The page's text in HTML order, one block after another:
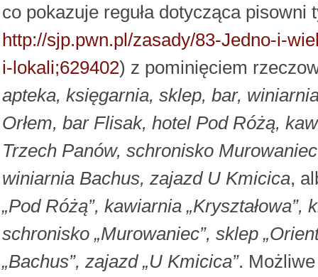
co pokazuje reguła dotycząca
http://sjp.pwn.pl/zasady/83-Jedno-i-
i-lokali;629402) z pominięciem
apteka, księgarnia, sklep, bar,
Orłem, bar Flisak, hotel Pod Różą,
Trzech Panów, schronisko
winiarnia Bachus, zajazd U Kmicica,
„Pod Różą”, kawiarnia „Kryształowa”,
schronisko „Murowaniec”, sklep
„Bachus”, zajazd „U Kmicica”.